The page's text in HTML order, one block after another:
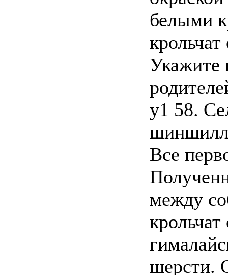
белыми
Укажите
у1 58.
Все
между
шерсти.